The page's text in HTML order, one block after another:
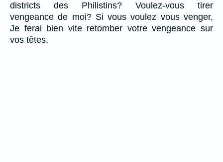
districts des Philistins? Voulez-vous tirer
vengeance de moi? Si vous voulez vous venger,
Je ferai bien vite retomber votre vengeance sur
vos têtes.